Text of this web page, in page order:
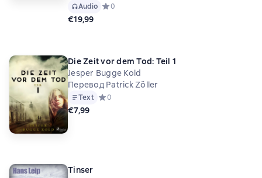
Audio Средний рейтинг 0 на основе 0 оценок
0
€19,99
Die Zeit vor dem Tod: Teil 1
Jesper Bugge Kold
Перевод Patrick Zöller
Text Средний рейтинг 0 на основе 0 оценок
0
€7,99
Tinser